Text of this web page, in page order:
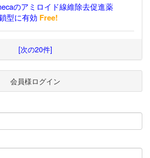
のアミロイド線維除去促進薬
型に有効 Free!
[次の20件]
会員様ログイン